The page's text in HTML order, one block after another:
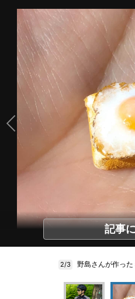
記事
2/3 野島さんが作っ